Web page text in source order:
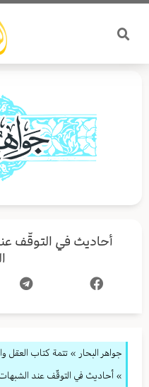
تخطي
المحتوى
أحاديث في التوقّف
جواهر البحار » تتمة كتاب العقل
» أحاديث في التوقّف عند الشبهات